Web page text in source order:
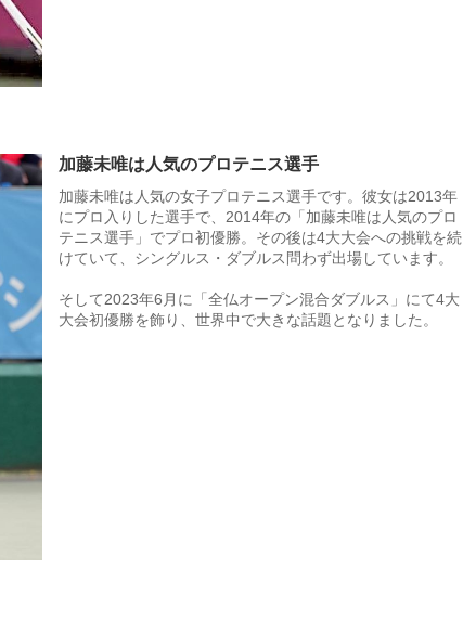
加藤未唯は人気のプロテニス選手
加藤未唯は人気の女子プロテニス選手です。彼女は2013年
にプロ入りした選手で、2014年の「加藤未唯は人気のプロ
テニス選手」でプロ初優勝。その後は4大大会への挑戦を続
けていて、シングルス・ダブルス問わず出場しています。
そして2023年6月に「全仏オープン混合ダブルス」にて4大
大会初優勝を飾り、世界中で大きな話題となりました。